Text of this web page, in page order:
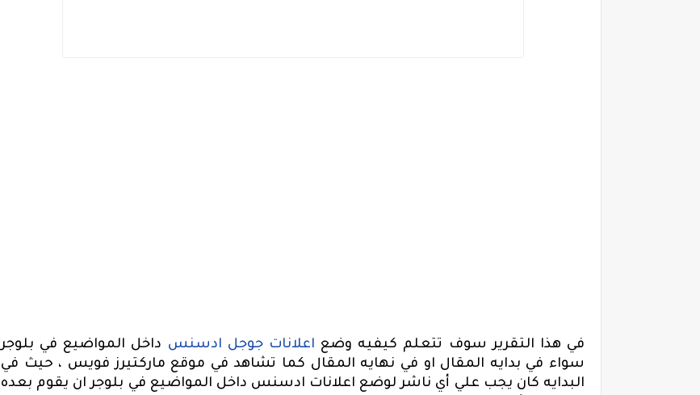
في هذا التقرير سوف تتعلم كيفيه وضع اعلانات جوجل ادسنس داخل المواضيع في بلوجر
سواء في بدايه المقال او في نهايه المقال كما تشاهد في موقع ماركتيرز فويس ، حيث في
البدايه كان يجب علي أي ناشر لوضع اعلانات ادسنس داخل المواضيع في بلوجر ان يقوم بعده